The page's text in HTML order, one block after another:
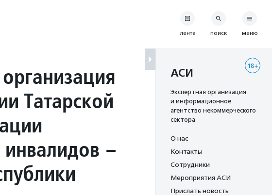
Татарской
инвалидов –
лента поиск меню
18+
АСИ
Экспертная организация
и информационное
агентство некоммерческого
сектора
О нас
Контакты
Сотрудники
Мероприятия АСИ
Прислать новость